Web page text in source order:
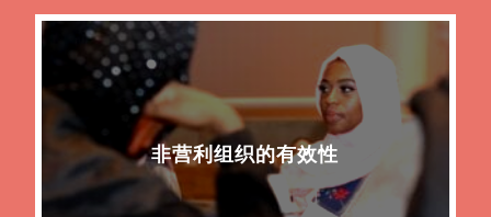
非营利组织的有效性